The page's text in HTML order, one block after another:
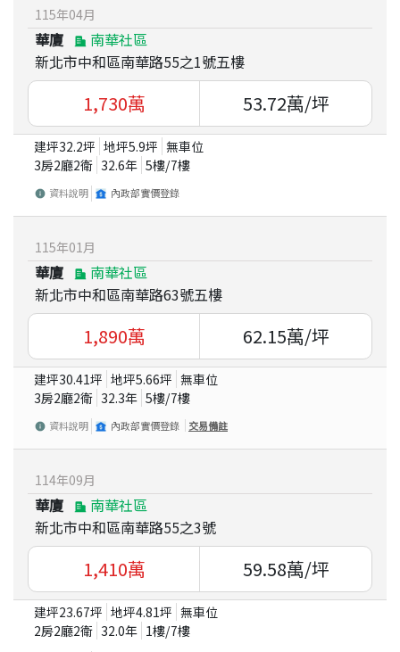
115年04月
華廈
南華社區
新北市中和區南華路55之1號五樓
1,730萬 53.72萬/坪
建坪32.2坪 地坪5.9坪 無車位
3房2廳2衛 32.6年 5樓/7樓
資料說明 內政部實價登錄
115年01月
華廈
南華社區
新北市中和區南華路63號五樓
1,890萬 62.15萬/坪
建坪30.41坪 地坪5.66坪 無車位
3房2廳2衛 32.3年 5樓/7樓
資料說明 內政部實價登錄 交易備註
114年09月
華廈
南華社區
新北市中和區南華路55之3號
1,410萬 59.58萬/坪
建坪23.67坪 地坪4.81坪 無車位
2房2廳2衛 32.0年 1樓/7樓